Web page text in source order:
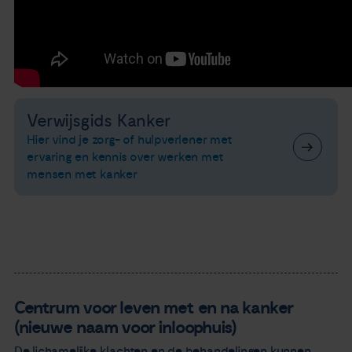
Verwijsgids Kanker
Hier vind je zorg- of hulpverlener met
ervaring en kennis over werken met
mensen met kanker
Centrum voor leven met en na kanker
(nieuwe naam voor inloophuis)